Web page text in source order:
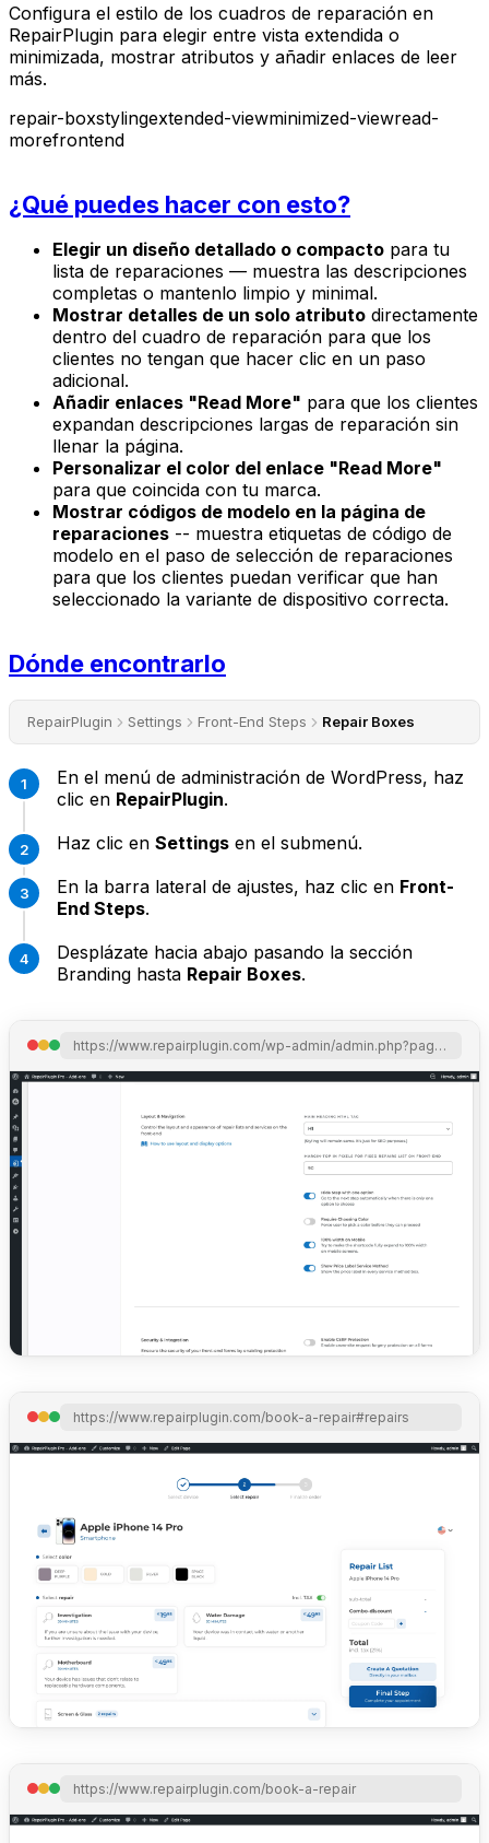
Configura el estilo de los cuadros de reparación en
RepairPlugin para elegir entre vista extendida o
minimizada, mostrar atributos y añadir enlaces de leer
más.
repair-boxstylingextended-viewminimized-viewread-
morefrontend
¿Qué puedes hacer con esto?
Elegir un diseño detallado o compacto para tu
lista de reparaciones — muestra las descripciones
completas o mantenlo limpio y minimal.
Mostrar detalles de un solo atributo directamente
dentro del cuadro de reparación para que los
clientes no tengan que hacer clic en un paso
adicional.
Añadir enlaces "Read More" para que los clientes
expandan descripciones largas de reparación sin
llenar la página.
Personalizar el color del enlace "Read More"
para que coincida con tu marca.
Mostrar códigos de modelo en la página de
reparaciones -- muestra etiquetas de código de
modelo en el paso de selección de reparaciones
para que los clientes puedan verificar que han
seleccionado la variante de dispositivo correcta.
Dónde encontrarlo
RepairPlugin Settings Front-End Steps Repair Boxes
En el menú de administración de WordPress, haz
clic en RepairPlugin.
Haz clic en Settings en el submenú.
En la barra lateral de ajustes, haz clic en Front-
End Steps.
Desplázate hacia abajo pasando la sección
Branding hasta Repair Boxes.
https://www.repairplugin.com/wp-admin/admin.php?page=wp_repair_settings&section=styling
https://www.repairplugin.com/book-a-repair#repairs
https://www.repairplugin.com/book-a-repair